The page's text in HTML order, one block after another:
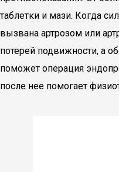
таблетки и мази. Когда
вызвана артрозом или
потерей подвижности, а
поможет операция
после нее помогает